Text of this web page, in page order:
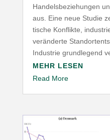
Handels­be­zie­hungen
aus. Eine neue Studie
tische Konflikte,
verän­derte
Industrie grund­legend
MEHR LESEN
Read More